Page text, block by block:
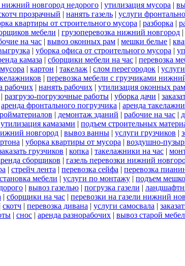
нижний новгород недорого | утилизация мусора |
прозрачный | нанять газель | услуги
квартиры от строительного мусора | разборка |
мебели | грузоперевозка нижний новгород |
на час | вывоз оконных рам | мешки белые |
| уборка офиса от строительного мусора |
камаза | сборщики мебели на час | перевозка
| картон | такелаж | слом перегородок |
| перевозка мебели с грузчиками
рабочих | нанять рабочих | утилизация оконных рам
| разгрузо-погрузочные работы | уборка дачи |
аренда фронтального погрузчика | аренда
| демонтаж зданий | рабочие на час |
утилизация камазами | подъем строительных
новгород | вывоз ванны | услуги грузчиков |
| уборка квартиры от мусора | воздушно-
грузчиков | копка | такелажники на час |
сборщиков | газель перевозки нижний
| стрейч лента | перевозка сейфа | перевозка
мебели | услуги по монтажу | подъем
| вывоз газелью | погрузка газели |
| сборщики на час | перевозки на газели нижний
скотч | перевозка дивана | услуги самосвала |
| снос | аренда разнорабочих | вывоз старой